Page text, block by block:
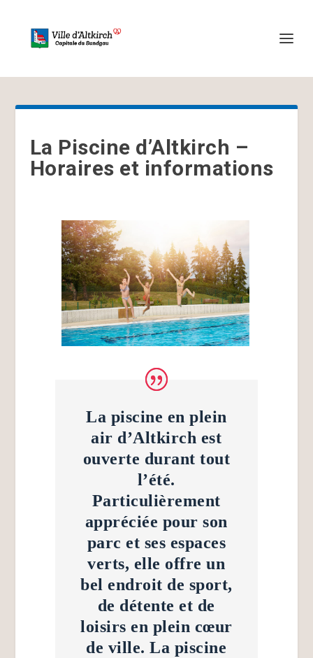
La Piscine d’Altkirch –
Horaires et informations
La piscine en plein
air d’Altkirch est
ouverte durant tout
l’été.
Particulièrement
appréciée pour son
parc et ses espaces
verts, elle offre un
bel endroit de sport,
de détente et de
loisirs en plein cœur
de ville. La piscine